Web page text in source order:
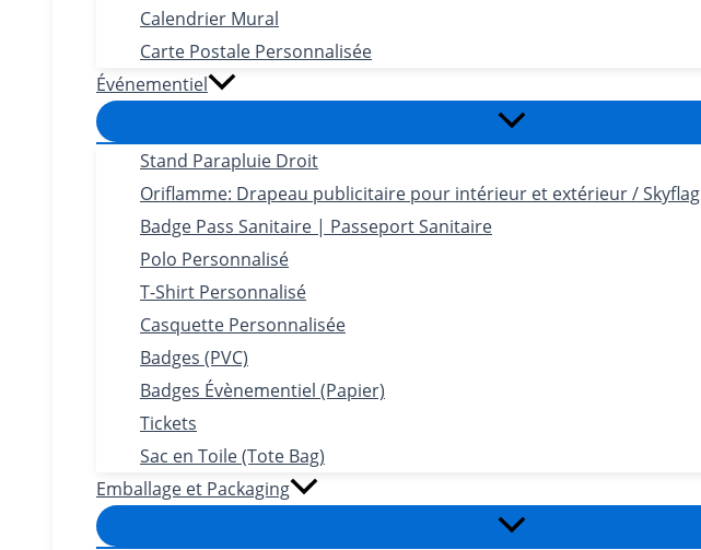
Calendrier Mural
Carte Postale Personnalisée
Événementiel
Stand Parapluie Droit
Oriflamme: Drapeau publicitaire pour intérieur et extérieur / Skyflag
Badge Pass Sanitaire | Passeport Sanitaire
Polo Personnalisé
T-Shirt Personnalisé
Casquette Personnalisée
Badges (PVC)
Badges Évènementiel (Papier)
Tickets
Sac en Toile (Tote Bag)
Emballage et Packaging